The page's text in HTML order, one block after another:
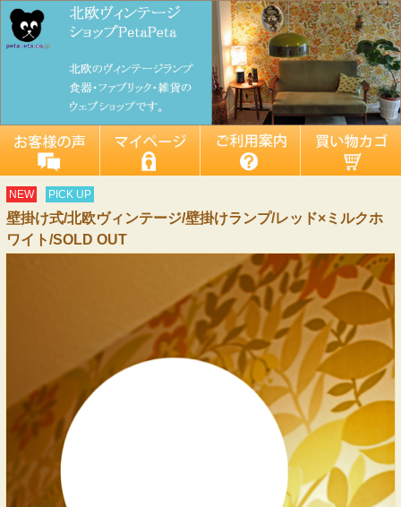
NEW PICK UP
壁掛け式/北欧ヴィンテージ/壁掛けランプ/レッド×ミルクホ
ワイト/SOLD OUT